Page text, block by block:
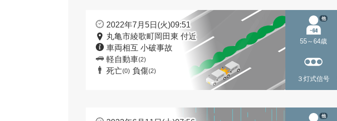
2022年7月5日(火)09:51
丸亀市綾歌町岡田東 付近
車両相互 小破事故
軽自動車(2)
死亡(0) 負傷(2)
55～64歳
他
３灯式信号
他